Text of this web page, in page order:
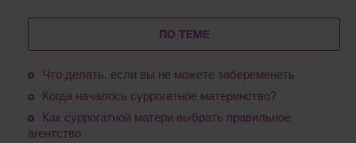
ПО ТЕМЕ
Что делать, если вы не можете забеременеть
Когда началось суррогатное материнство?
Как суррогатной матери выбрать правильное
агентство